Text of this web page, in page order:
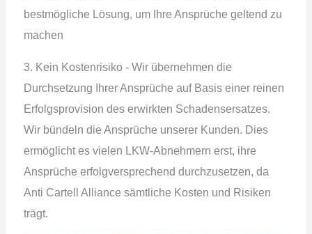
bestmögliche Lösung, um Ihre Ansprüche geltend zu
machen
3. Kein Kostenrisiko - Wir übernehmen die
Durchsetzung Ihrer Ansprüche auf Basis einer reinen
Erfolgsprovision des erwirkten Schadensersatzes.
Wir bündeln die Ansprüche unserer Kunden. Dies
ermöglicht es vielen LKW-Abnehmern erst, ihre
Ansprüche erfolgversprechend durchzusetzen, da
Anti Cartell Alliance sämtliche Kosten und Risiken
trägt.